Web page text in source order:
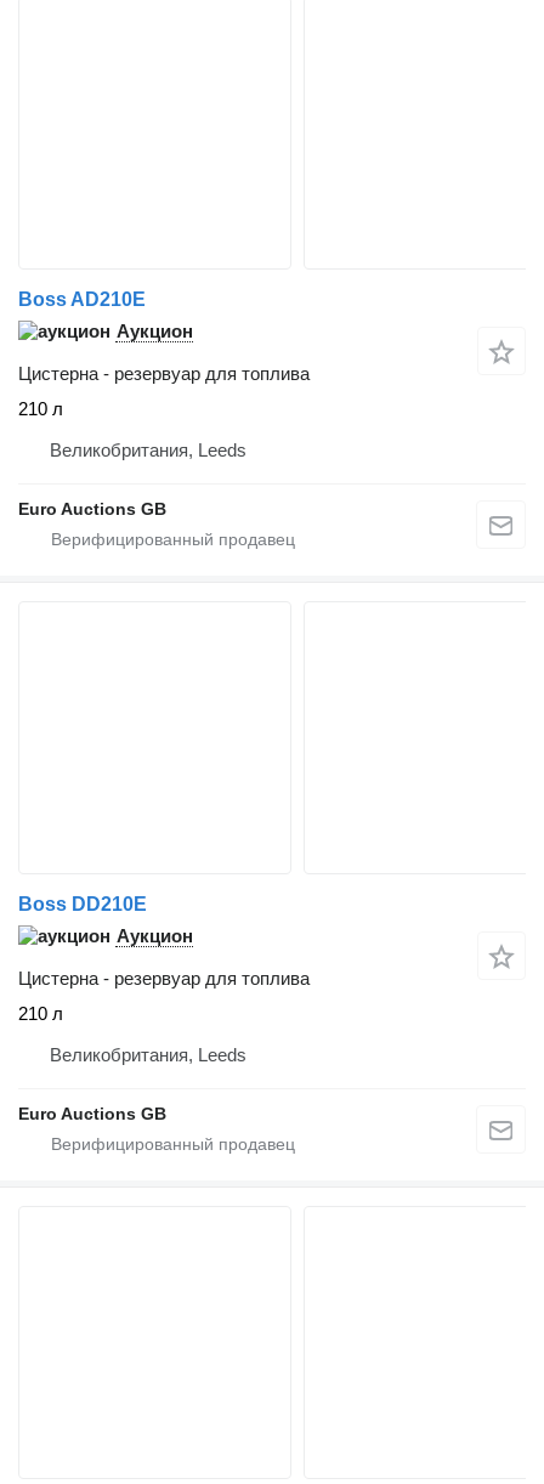
Boss AD210E
Аукцион
Цистерна - резервуар для топлива
210 л
Великобритания, Leeds
Euro Auctions GB
Boss DD210E
Аукцион
Цистерна - резервуар для топлива
210 л
Великобритания, Leeds
Euro Auctions GB